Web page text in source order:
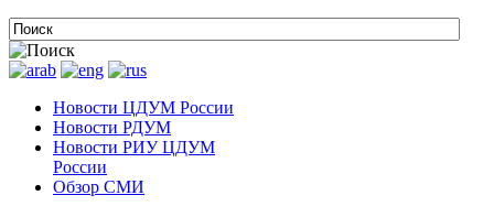
Новости ЦДУМ России
Новости РДУМ
Новости РИУ ЦДУМ
России
Обзор СМИ